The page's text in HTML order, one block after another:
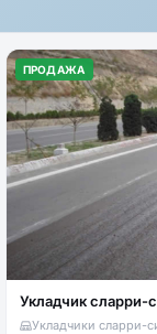
ПРОДАЖА
Укладчик сларри-
Укладчики сларри-